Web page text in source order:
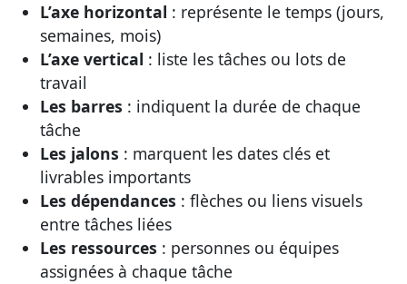
L’axe horizontal : représente le temps (jours,
semaines, mois)
L’axe vertical : liste les tâches ou lots de
travail
Les barres : indiquent la durée de chaque
tâche
Les jalons : marquent les dates clés et
livrables importants
Les dépendances : flèches ou liens visuels
entre tâches liées
Les ressources : personnes ou équipes
assignées à chaque tâche